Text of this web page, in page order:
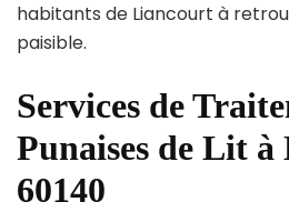
habitants de Liancourt à
paisible.
Services de
Punaises de Lit
60140